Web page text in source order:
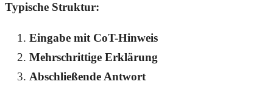
Typische Struktur:
Eingabe mit CoT-Hinweis
Mehrschrittige Erklärung
Abschließende Antwort